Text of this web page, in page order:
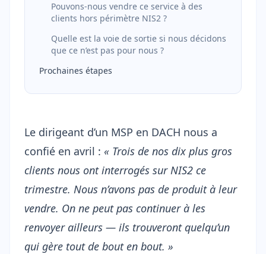
Pouvons-nous vendre ce service à des
clients hors périmètre NIS2 ?
Quelle est la voie de sortie si nous décidons
que ce n’est pas pour nous ?
Prochaines étapes
Le dirigeant d’un MSP en DACH nous a
confié en avril : « Trois de nos dix plus gros
clients nous ont interrogés sur NIS2 ce
trimestre. Nous n’avons pas de produit à leur
vendre. On ne peut pas continuer à les
renvoyer ailleurs — ils trouveront quelqu’un
qui gère tout de bout en bout. »